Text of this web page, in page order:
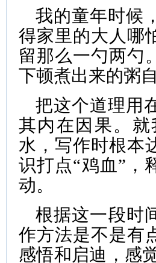
我的童年时候
得家里的大人哪
留那么一勺两勺
下顿煮出来的粥
把这个道理用
其内在因果。
水，写作时根本
识打点“鸡血”，
动。
根据这一段时
作方法是不是有
感悟和启迪，感